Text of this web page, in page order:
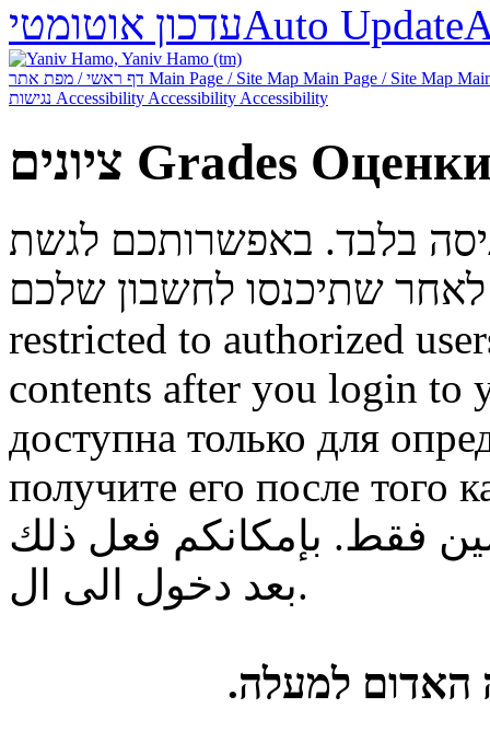
עדכון אוטומטיAuto Update
Main Page / Site Map Main Page / Site Map
Accessibility Accessibility Accessibility
ציונים Grades
בלבד. באפשרותכם לגשת
restricted to authorized
contents after you login to
доступна только для
получите его после того
فقط. بإمكانكم فعل ذلك
بعد دخول الى ال.
האדום למעלה.